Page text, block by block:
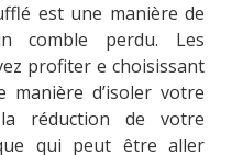
est une manière de
comble perdu. Les
profiter e choisissant
manière d’isoler votre
réduction de votre
qui peut être aller